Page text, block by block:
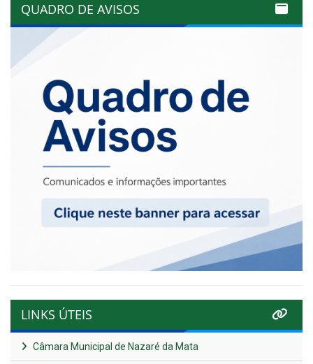
QUADRO DE AVISOS
LINKS ÚTEIS
Câmara Municipal de Nazaré da Mata